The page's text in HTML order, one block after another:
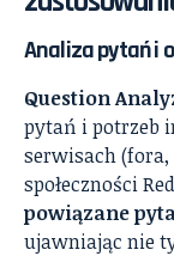
Analiza pytań i
Question
pytań i potrzeb
serwisach
społeczności
powiązane
ujawniając nie